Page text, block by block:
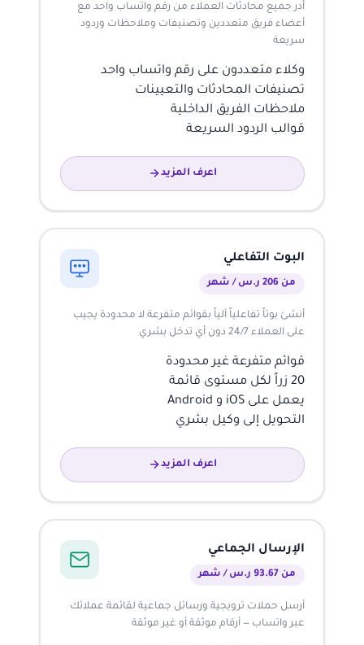
أدر جميع محادثات العملاء من رقم واتساب واحد مع
أعضاء فريق متعددين وتصنيفات وملاحظات وردود
سريعة
وكلاء متعددون على رقم واتساب واحد
تصنيفات المحادثات والتعيينات
ملاحظات الفريق الداخلية
قوالب الردود السريعة
اعرف المزيد
البوت التفاعلي
من 206 ر.س / شهر
أنشئ بوتاً تفاعلياً آلياً بقوائم متفرعة لا محدودة يجيب
على العملاء 24/7 دون أي تدخل بشري
قوائم متفرعة غير محدودة
20 زراً لكل مستوى قائمة
يعمل على iOS و Android
التحويل إلى وكيل بشري
اعرف المزيد
الإرسال الجماعي
من 93.67 ر.س / شهر
أرسل حملات ترويجية ورسائل جماعية لقائمة عملائك
عبر واتساب — أرقام موثقة أو غير موثقة